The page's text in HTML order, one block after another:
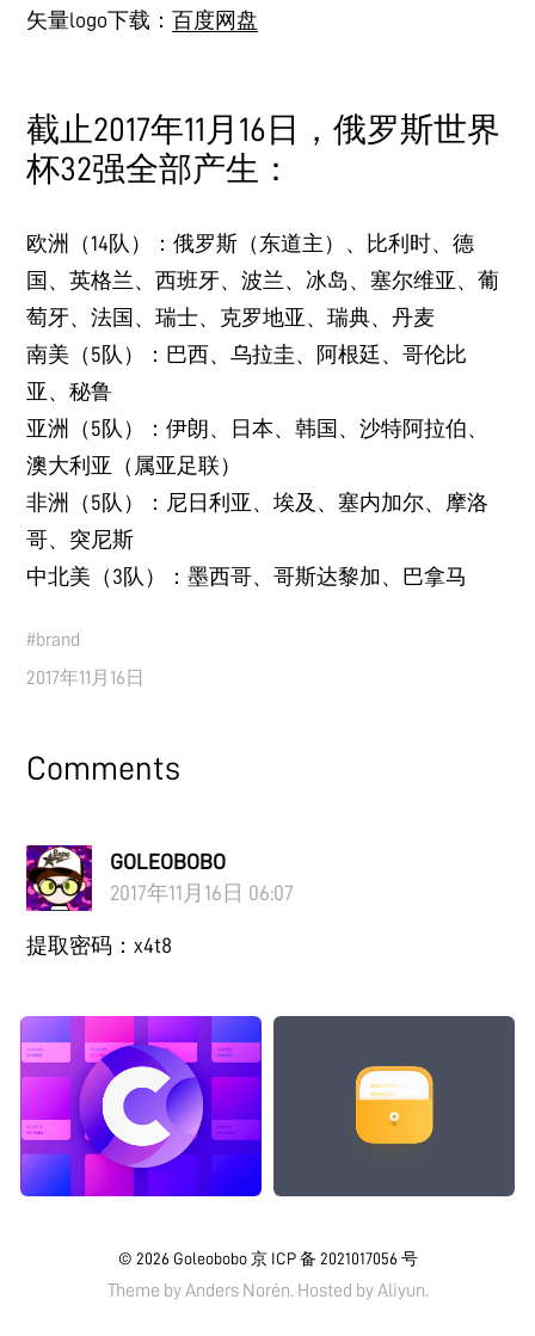
矢量logo下载：百度网盘
截止2017年11月16日，俄罗斯世界
杯32强全部产生：
欧洲（14队）：俄罗斯（东道主）、比利时、德
国、英格兰、西班牙、波兰、冰岛、塞尔维亚、葡
萄牙、法国、瑞士、克罗地亚、瑞典、丹麦
南美（5队）：巴西、乌拉圭、阿根廷、哥伦比
亚、秘鲁
亚洲（5队）：伊朗、日本、韩国、沙特阿拉伯、
澳大利亚（属亚足联）
非洲（5队）：尼日利亚、埃及、塞内加尔、摩洛
哥、突尼斯
中北美（3队）：墨西哥、哥斯达黎加、巴拿马
#brand
2017年11月16日
Comments
GOLEOBOBO
2017年11月16日 06:07
提取密码：x4t8
© 2026 Goleobobo 京 ICP 备 2021017056 号
Theme byAnders Norén. Hosted byAliyun.